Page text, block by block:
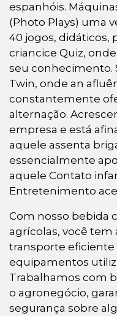
espanhóis.
(Photo Plays) uma
40 jogos,
criancice Quiz,
seu conhecimento.
Twin, onde an
constantemente
alternação.
empresa e está
aquele assenta
essencialmente
aquele Contato
Entretenimento
Com nosso bebida
agrícolas, você
transporte eficiente
equipamentos
Trabalhamos com
o agronegócio,
segurança sobre